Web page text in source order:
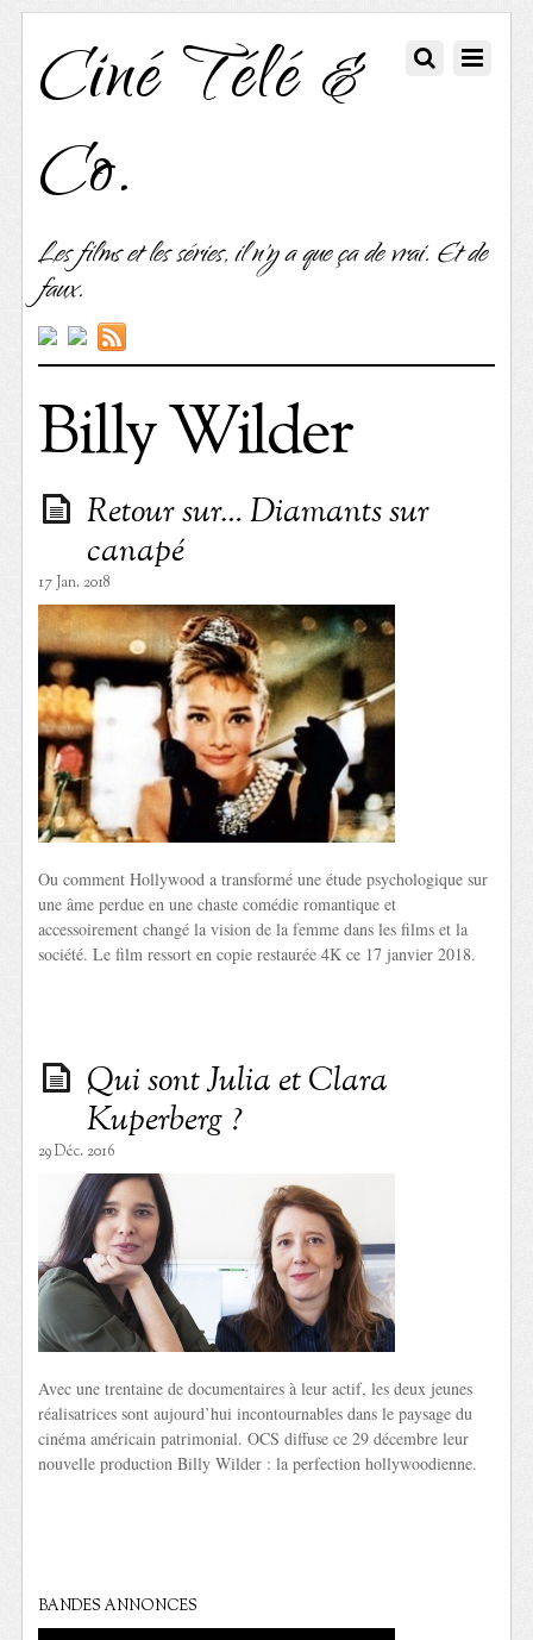
Ciné Télé &
Co.
Les films et les séries, il n'y a que ça de vrai. Et de
faux.
Billy Wilder
Retour sur… Diamants sur
canapé
17 Jan. 2018
Ou comment Hollywood a transformé une étude psychologique sur
une âme perdue en une chaste comédie romantique et
accessoirement changé la vision de la femme dans les films et la
société. Le film ressort en copie restaurée 4K ce 17 janvier 2018.
Qui sont Julia et Clara
Kuperberg ?
29 Déc. 2016
Avec une trentaine de documentaires à leur actif, les deux jeunes
réalisatrices sont aujourd’hui incontournables dans le paysage du
cinéma américain patrimonial. OCS diffuse ce 29 décembre leur
nouvelle production Billy Wilder : la perfection hollywoodienne.
BANDES ANNONCES